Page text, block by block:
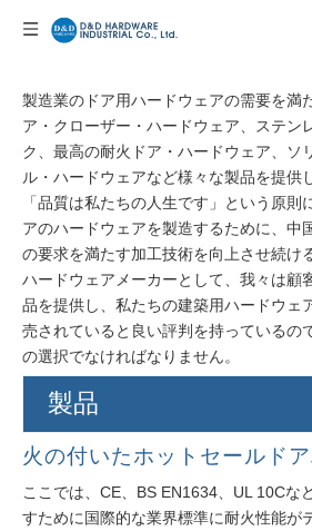
製造業のドア用ハードウェアの需要を満
ア・クローザー・ハードウェア、ステン
ク、最高の耐火ドア・ハードウェア、ソ
ル・ハードウェアなど様々な製品を提供
「品質は私たちの人生です」という原則
アのハードウェアを製造するために、中
の要求を満たす加工技術を向上させ続け
ハードウェアメーカーとして、我々は顧
品を提供し、私たちの建築用ハードウェ
売されていると良い評判を持っているの
の選択でなければなりません。
製品
火の付いたホットセールド
ここでは、CE、BS EN1634、UL 10Cな
すために国際的な業界標準に耐火性能が